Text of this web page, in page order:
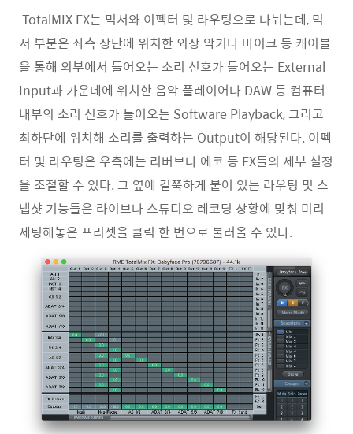
TotalMIX FX는 믹서와 이펙터 및 라우팅으로 나뉘는데, 믹
서 부분은 좌측 상단에 위치한 외장 악기나 마이크 등 케이블
을 통해 외부에서 들어오는 소리 신호가 들어오는 External
Input과 가운데에 위치한 음악 플레이어나 DAW 등 컴퓨터
내부의 소리 신호가 들어오는 Software Playback, 그리고
최하단에 위치해 소리를 출력하는 Output이 해당된다. 이펙
터 및 라우팅은 우측에는 리버브나 에코 등 FX들의 세부 설정
을 조절할 수 있다. 그 옆에 길쭉하게 붙어 있는 라우팅 및 스
냅샷 기능들은 라이브나 스튜디오 레코딩 상황에 맞춰 미리
세팅해놓은 프리셋을 클릭 한 번으로 불러올 수 있다.